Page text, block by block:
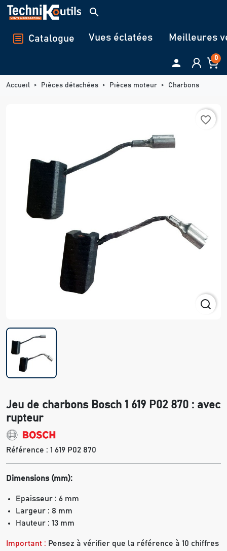
Panneau de gestion des cookies
search
Catalogue Vues éclatées Meilleures
 0
Accueil Pièces détachées Pièces moteur Charbons
favorite_border
Jeu de charbons Bosch 1 619 P02 870 : avec
rupteur
Référence : 1 619 P02 870
Dimensions (mm):
Epaisseur : 6 mm
Largeur : 8 mm
Hauteur : 13 mm
Important : Pensez à vérifier que la référence à 10 chiffres